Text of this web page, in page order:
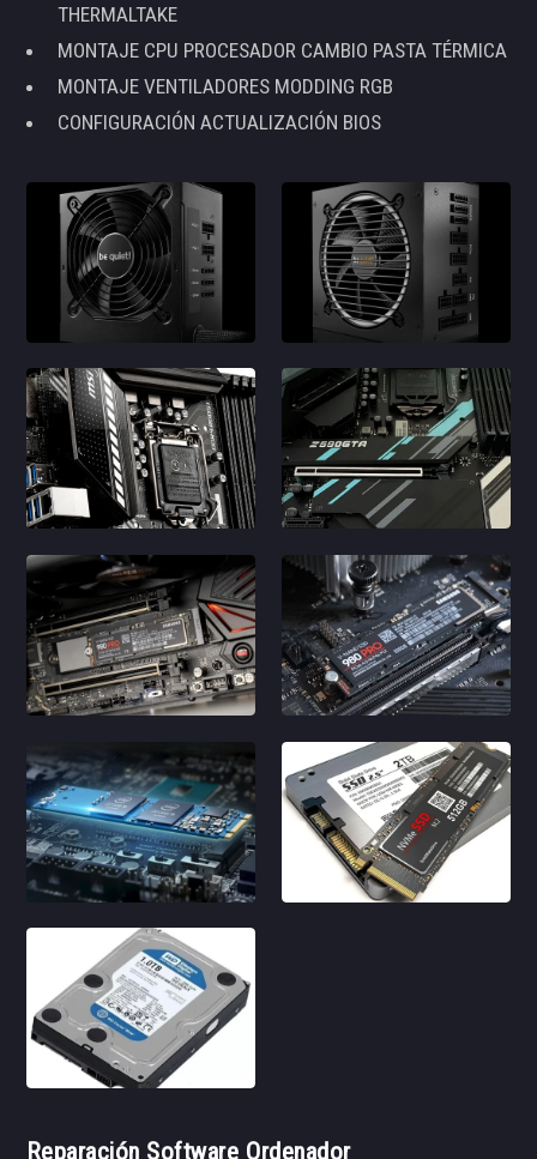
THERMALTAKE
MONTAJE CPU PROCESADOR CAMBIO PASTA TÉRMICA
MONTAJE VENTILADORES MODDING RGB
CONFIGURACIÓN ACTUALIZACIÓN BIOS
Reparación Software Ordenador